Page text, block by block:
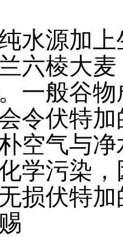
水源加
六棱大
一般谷
令伏特
空气与
学污染
损伏特